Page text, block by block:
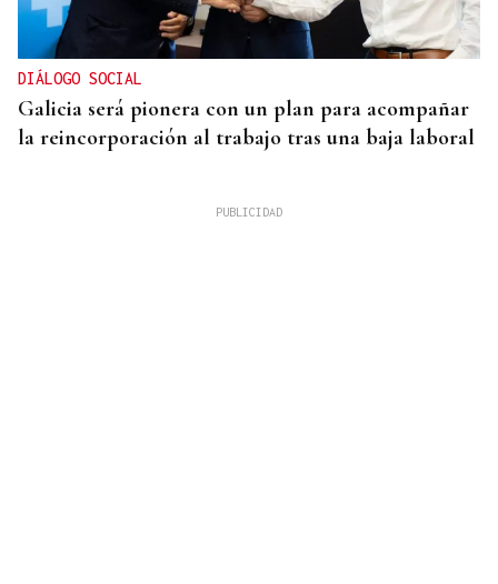
DIÁLOGO SOCIAL
Galicia será pionera con un plan para acompañar
la reincorporación al trabajo tras una baja laboral